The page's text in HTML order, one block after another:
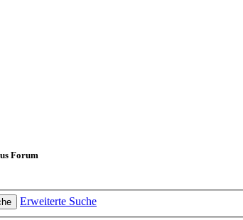
Forum
Erweiterte Suche